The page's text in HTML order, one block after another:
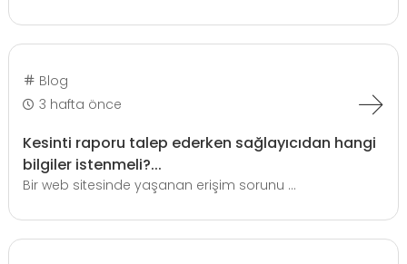
Blog
3 hafta önce
Kesinti raporu talep ederken sağlayıcıdan hangi
bilgiler istenmeli?...
Bir web sitesinde yaşanan erişim sorunu ...